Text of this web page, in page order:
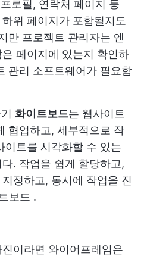
로필, 연락처 페이지 등
위 페이지가 포함될지도
만 프로젝트 관리자는 엔
페이지에 있는지 확인하
관리 소프트웨어가 필요합
화이트보드는 웹사이트
협업하고, 세부적으로 작
이트를 시각화할 수 있는
. 작업을 쉽게 할당하고,
정하고, 동시에 작업을 진
보드 .
이라면 와이어프레임은